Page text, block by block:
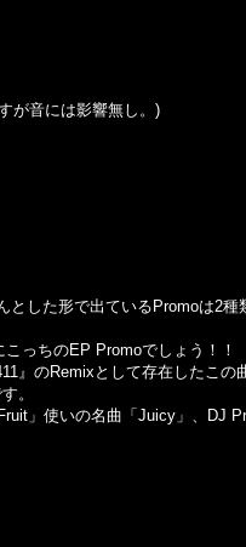
が音には影響無し。)
とした形で出ているPromoは2
っちのEP Promoでしょう！！
』のRemixとして存在したこ
。
」使いの名曲「Juicy」、DJ